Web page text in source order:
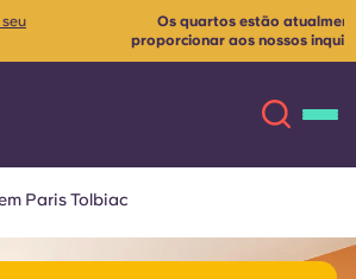
atualmente a ser renovados para
inquilinos a melhor experiência de
Contacte-nos para mais informações
mais
Paris Tolbiac